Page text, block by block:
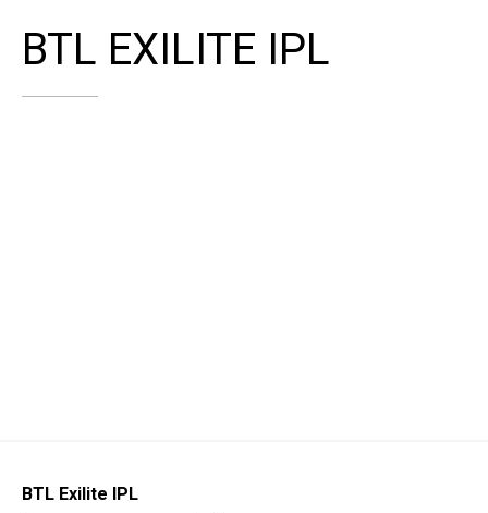
BTL EXILITE IPL
BTL Exilite IPL